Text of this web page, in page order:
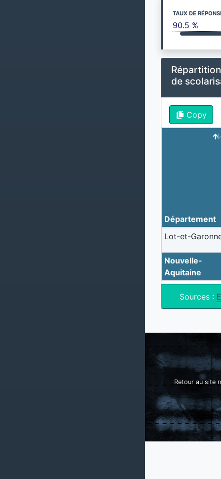
TAUX DE
90.5 %
de
Copy
Département
Lot-et-
Nouvelle-
Aquitaine
Sources :
Retour au site